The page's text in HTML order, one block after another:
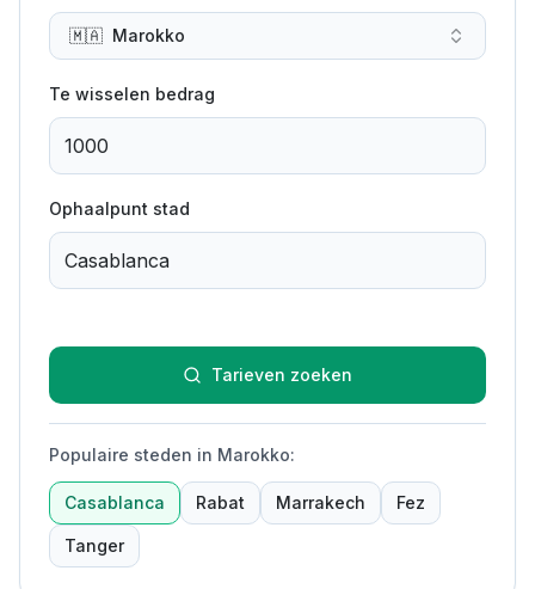
🇲🇦 Marokko
Te wisselen bedrag
Ophaalpunt stad
Tarieven zoeken
Populaire steden in Marokko:
Casablanca Rabat Marrakech Fez
Tanger